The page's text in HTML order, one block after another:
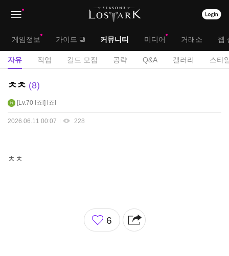
대
메
게임정보 가이드 커뮤니티 미디어 거래소 웹
서
자유 직업 길드 모집 공략 Q&A 갤러리 스타
자
게
ㅊㅊ 8
Lv.70 l죠l l죠l
2026.06.11 00:07 228
ㅊㅊ
좋
아
6